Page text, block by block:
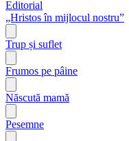
Editorial
„Hristos în mijlocul nostru”
Trup și suflet
Frumos pe pâine
Născută mamă
Pesemne